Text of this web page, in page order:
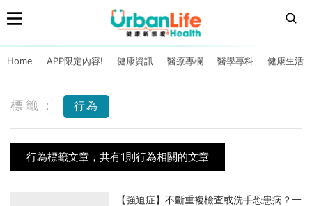
Home APP限定內容! 健康資訊 醫療專欄 醫學專科 健康生活
標籤： 行為
行為標籤文章，共有1則行為相關的文章
【強迫症】不斷重複檢查或洗手恐患病？一